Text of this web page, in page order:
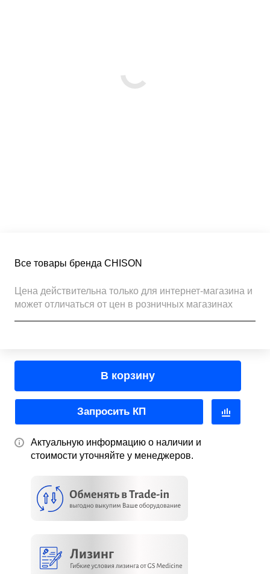
Все товары бренда CHISON
Цена действительна только для интернет-магазина и
может отличаться от цен в розничных магазинах
В корзину
Запросить КП
Актуальную информацию о наличии и
стоимости уточняйте у менеджеров.